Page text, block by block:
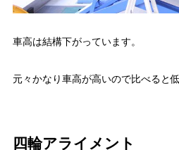
車高は結構下がっています。
元々かなり車高が高いので比べると
四輪アライメント